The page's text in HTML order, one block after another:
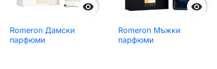

Romeron Дамски
парфюми

Romeron Мъжки
парфюми